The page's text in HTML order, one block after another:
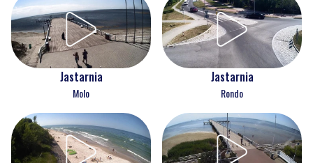
Jastarnia
Molo
Jastarnia
Rondo